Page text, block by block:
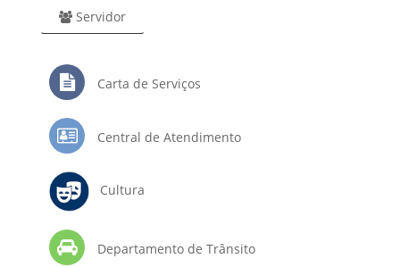
Servidor
Carta de Serviços
Central de Atendimento
Cultura
Departamento de Trânsito